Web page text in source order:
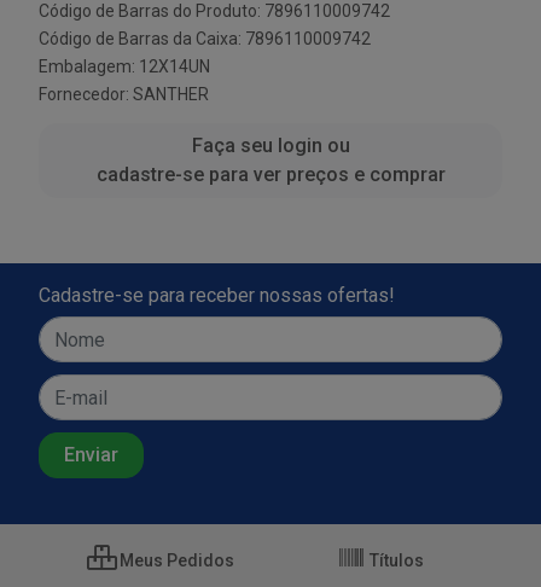
Código de Barras do Produto: 7896110009742
Código de Barras da Caixa: 7896110009742
Embalagem: 12X14UN
Fornecedor: SANTHER
Faça seu login ou
cadastre-se para ver preços e comprar
Cadastre-se para receber nossas ofertas!
Meus Pedidos Títulos